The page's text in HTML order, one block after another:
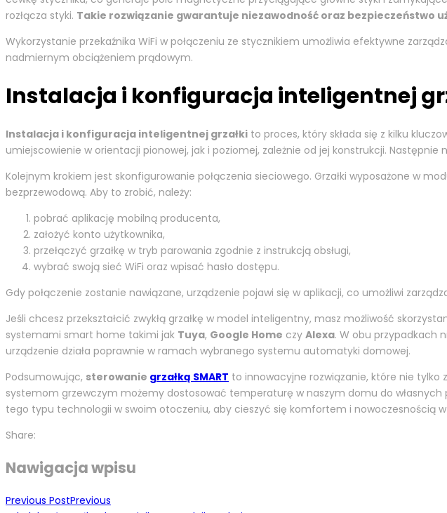
rozłącza styki. Takie rozwiązanie gwarantuje niezawodność oraz bezpieczeństwo
Wykorzystanie przekaźnika WiFi w połączeniu ze stycznikiem umożliwia efektywne
nadmiernym obciążeniem prądowym.
Instalacja i konfiguracja inteligentnej
Instalacja i konfiguracja inteligentnej grzałki to proces, który składa się z kilku
umiejscowienie w orientacji pionowej, jak i poziomej, zależnie od jej konstrukcji.
Kolejnym krokiem jest skonfigurowanie połączenia sieciowego. Grzałki wyposażone w
bezprzewodową. Aby to zrobić, należy:
pobrać aplikację mobilną producenta,
założyć konto użytkownika,
przełączyć grzałkę w tryb parowania zgodnie z instrukcją obsługi,
wybrać swoją sieć WiFi oraz wpisać hasło dostępu.
Gdy połączenie zostanie nawiązane, urządzenie pojawi się w aplikacji, co umożliwi
Jeśli chcesz przekształcić zwykłą grzałkę w model inteligentny, masz możliwość
systemami smart home takimi jak Tuya, Google Home czy Alexa. W obu przypadkach
urządzenie działa poprawnie w ramach wybranego systemu automatyki domowej.
Podsumowując, sterowanie grzałką SMART to innowacyjne rozwiązanie, które nie tylko
systemom grzewczym możemy dostosować temperaturę w naszym domu do
tego typu technologii w swoim otoczeniu, aby cieszyć się komfortem i nowoczesnością
Share:
Nawigacja wpisu
Previous PostPrevious